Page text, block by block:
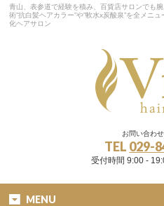
青山、表参道で経験を積み、百貨店サロンでも
術”抗白髪ヘアカラー”や”軟水x炭酸泉”を全メニ
化ヘアサロン
お問い合わ
TEL 029-
受付時間 9:00 -
MENU